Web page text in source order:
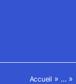
Accueil» ... »